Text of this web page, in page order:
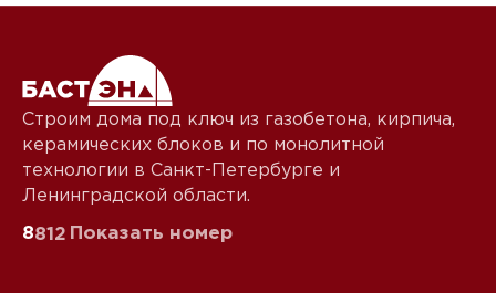
Строим дома под ключ из газобетона, кирпича,
керамических блоков и по монолитной
технологии в Санкт-Петербурге и
Ленинградской области.
8812 Показать номер